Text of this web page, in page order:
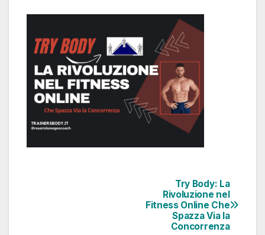
Try Body: La
Rivoluzione nel
Fitness Online Che
Spazza Via la
Concorrenza